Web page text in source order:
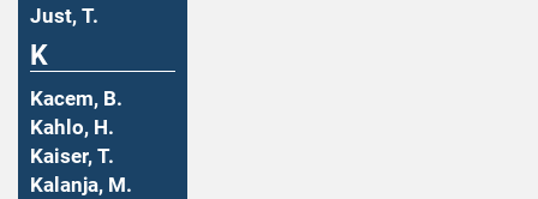
Just, T.
K
Kacem, B.
Kahlo, H.
Kaiser, T.
Kalanja, M.